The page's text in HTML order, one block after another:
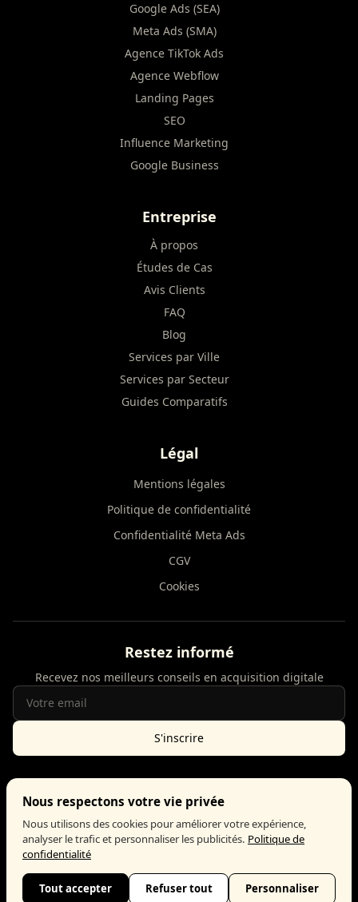
Google Ads (SEA)
Meta Ads (SMA)
Agence TikTok Ads
Agence Webflow
Landing Pages
SEO
Influence Marketing
Google Business
Entreprise
À propos
Études de Cas
Avis Clients
FAQ
Blog
Services par Ville
Services par Secteur
Guides Comparatifs
Légal
Mentions légales
Politique de confidentialité
Confidentialité Meta Ads
CGV
Cookies
Restez informé
Recevez nos meilleurs conseils en acquisition digitale
S'inscrire
Google Partner Meta Business Partner
© 2026 DIGIFLOW. Tous droits réservés. Réalisé par EJ INVEST.
Fait avec passion à Meyreuil
Nous respectons votre vie privée
Nous utilisons des cookies pour améliorer votre expérience,
analyser le trafic et personnaliser les publicités. Politique de
confidentialité
Tout accepter Refuser tout Personnaliser